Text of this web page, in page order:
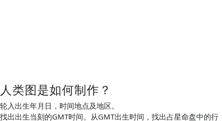
人类图是如何制作？
轮入出生年月日，时间地点及地区。
找出出生当刻的GMT时间。从GMT出生时间，找出占星命盘中的行